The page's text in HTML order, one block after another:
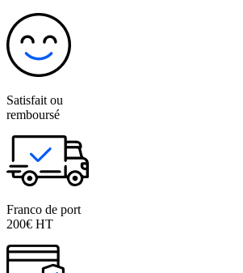
Satisfait ou
remboursé
Franco de port
200€ HT